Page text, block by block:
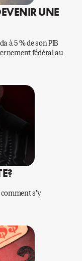
UNE
à 5 % de son PIB
fédéral au
s’y